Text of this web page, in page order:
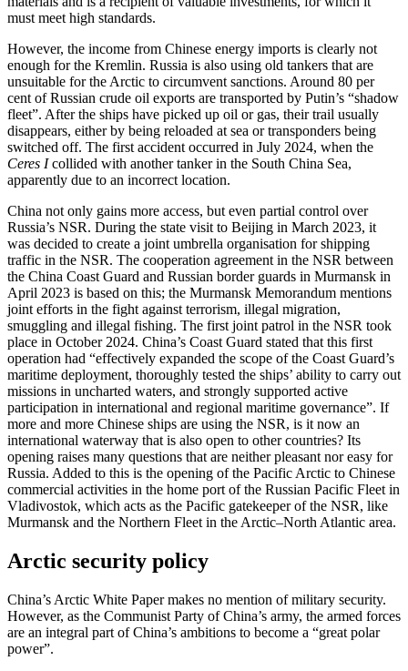
must meet high standards.
However, the income from Chinese energy imports is clearly not
enough for the Kremlin. Russia is also using old tankers that are
unsuitable for the Arctic to circum­vent sanctions. Around 80 per
cent of Russian crude oil exports are transported by Putin’s “shadow
fleet”. After the ships have picked up oil or gas, their trail usually
disappears, either by being reloaded at sea or transponders being
switched off. The first accident occurred in July 2024, when the
Ceres Icollided with another tanker in the South China Sea,
apparently due to an incorrect location.
China not only gains more access, but even partial control over
Russia’s NSR. During the state visit to Beijing in March 2023, it
was decided to create a joint umbrella organisation for shipping
traffic in the NSR. The cooperation agreement in the NSR between
the China Coast Guard and Russian border guards in Murmansk in
April 2023 is based on this; the Murmansk Memorandum mentions
joint efforts in the fight against terrorism, illegal migration,
smuggling and illegal fishing. The first joint patrol in the NSR took
place in October 2024. China’s Coast Guard stated that this first
operation had “effectively expanded the scope of the Coast Guard’s
maritime deployment, thoroughly tested the ships’ ability to carry out
missions in uncharted waters, and strongly supported active
participation in international and regional maritime governance”. If
more and more Chinese ships are using the NSR, is it now an
international waterway that is also open to other countries? Its
opening raises many questions that are neither pleasant nor easy for
Russia. Added to this is the opening of the Pacific Arctic to Chinese
commercial activities in the home port of the Russian Pacific Fleet in
Vladivostok, which acts as the Pacific gatekeeper of the NSR, like
Murmansk and the Northern Fleet in the Arctic–North Atlantic area.
Arctic security policy
China’s Arctic White Paper makes no men­tion of military security.
However, as the Communist Party of China’s army, the armed forces
are an integral part of China’s ambitions to become a “great polar
power”.